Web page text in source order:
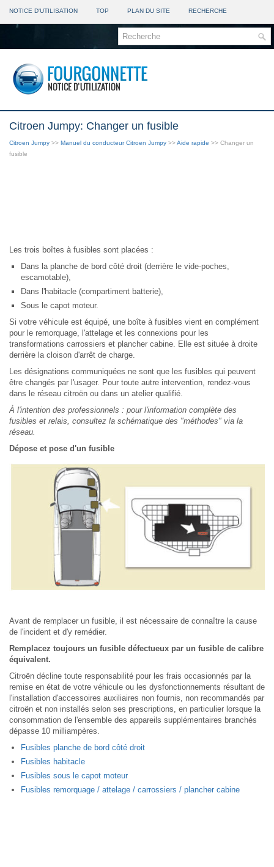
NOTICE D'UTILISATION TOP PLAN DU SITE RECHERCHE
Citroen Jumpy: Changer un fusible
Citroen Jumpy >> Manuel du conducteur Citroen Jumpy >>Aide rapide >> Changer un
fusible
Les trois boîtes à fusibles sont placées :
Dans la planche de bord côté droit (derrière le vide-poches,
escamotable),
Dans l'habitacle (compartiment batterie),
Sous le capot moteur.
Si votre véhicule est équipé, une boîte à fusibles vient en complément
pour le remorquage, l'attelage et les connexions pour les
transformations carrossiers et plancher cabine. Elle est située à droite
derrière la cloison d'arrêt de charge.
Les désignations communiquées ne sont que les fusibles qui peuvent
être changés par l'usager. Pour toute autre intervention, rendez-vous
dans le réseau citroën ou dans un atelier qualifié.
À l'intention des professionnels : pour l'information complète des
fusibles et relais, consultez la schématique des "méthodes" via la
réseau.
Dépose et pose d'un fusible
Avant de remplacer un fusible, il est nécessaire de connaître la cause
de l'incident et d'y remédier.
Remplacez toujours un fusible défectueux par un fusible de calibre
équivalent.
Citroën décline toute responsabilité pour les frais occasionnés par la
remise en état de votre véhicule ou les dysfonctionnements résultant de
l'installation d'accessoires auxiliaires non fournis, non recommandés par
citroën et non installés selon ses prescriptions, en particulier lorsque la
consommation de l'ensemble des appareils supplémentaires branchés
dépasse 10 milliampères.
Fusibles planche de bord côté droit
Fusibles habitacle
Fusibles sous le capot moteur
Fusibles remorquage / attelage / carrossiers / plancher cabine